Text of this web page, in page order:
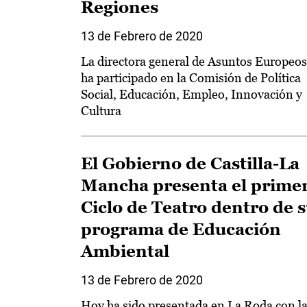
Regiones
13 de Febrero de 2020
La directora general de Asuntos Europeos
ha participado en la Comisión de Política
Social, Educación, Empleo, Innovación y
Cultura
El Gobierno de Castilla-La
Mancha presenta el
Ciclo de Teatro dentro de
programa de Educación
Ambiental
13 de Febrero de 2020